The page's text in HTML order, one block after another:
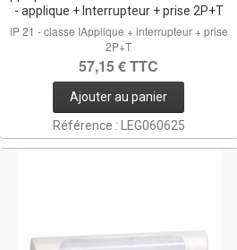
- applique + Interrupteur + prise 2P+T
IP 21 - classe IApplique + interrupteur + prise
2P+T
57,15 € TTC
Ajouter au panier
Référence : LEG060625